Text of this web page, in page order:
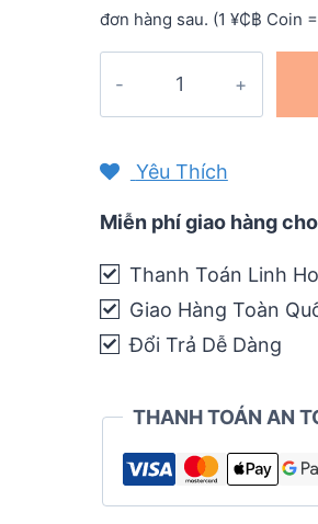
đơn hàng sau. (1 ¥₵฿ Coin
hồi
Sandal
(Vàng
Chanh,
Xanh
Xanh
Xanh
Yêu Thích
Miễn phí giao hàng
Thanh Toán Linh
Giao Hàng Toàn
Đổi Trả Dễ Dàng
THANH TOÁN AN